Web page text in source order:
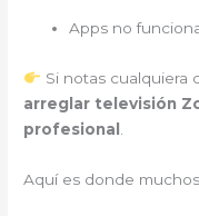
Apps no
Si notas cualquiera
arreglar televisión
profesional
Aquí es donde